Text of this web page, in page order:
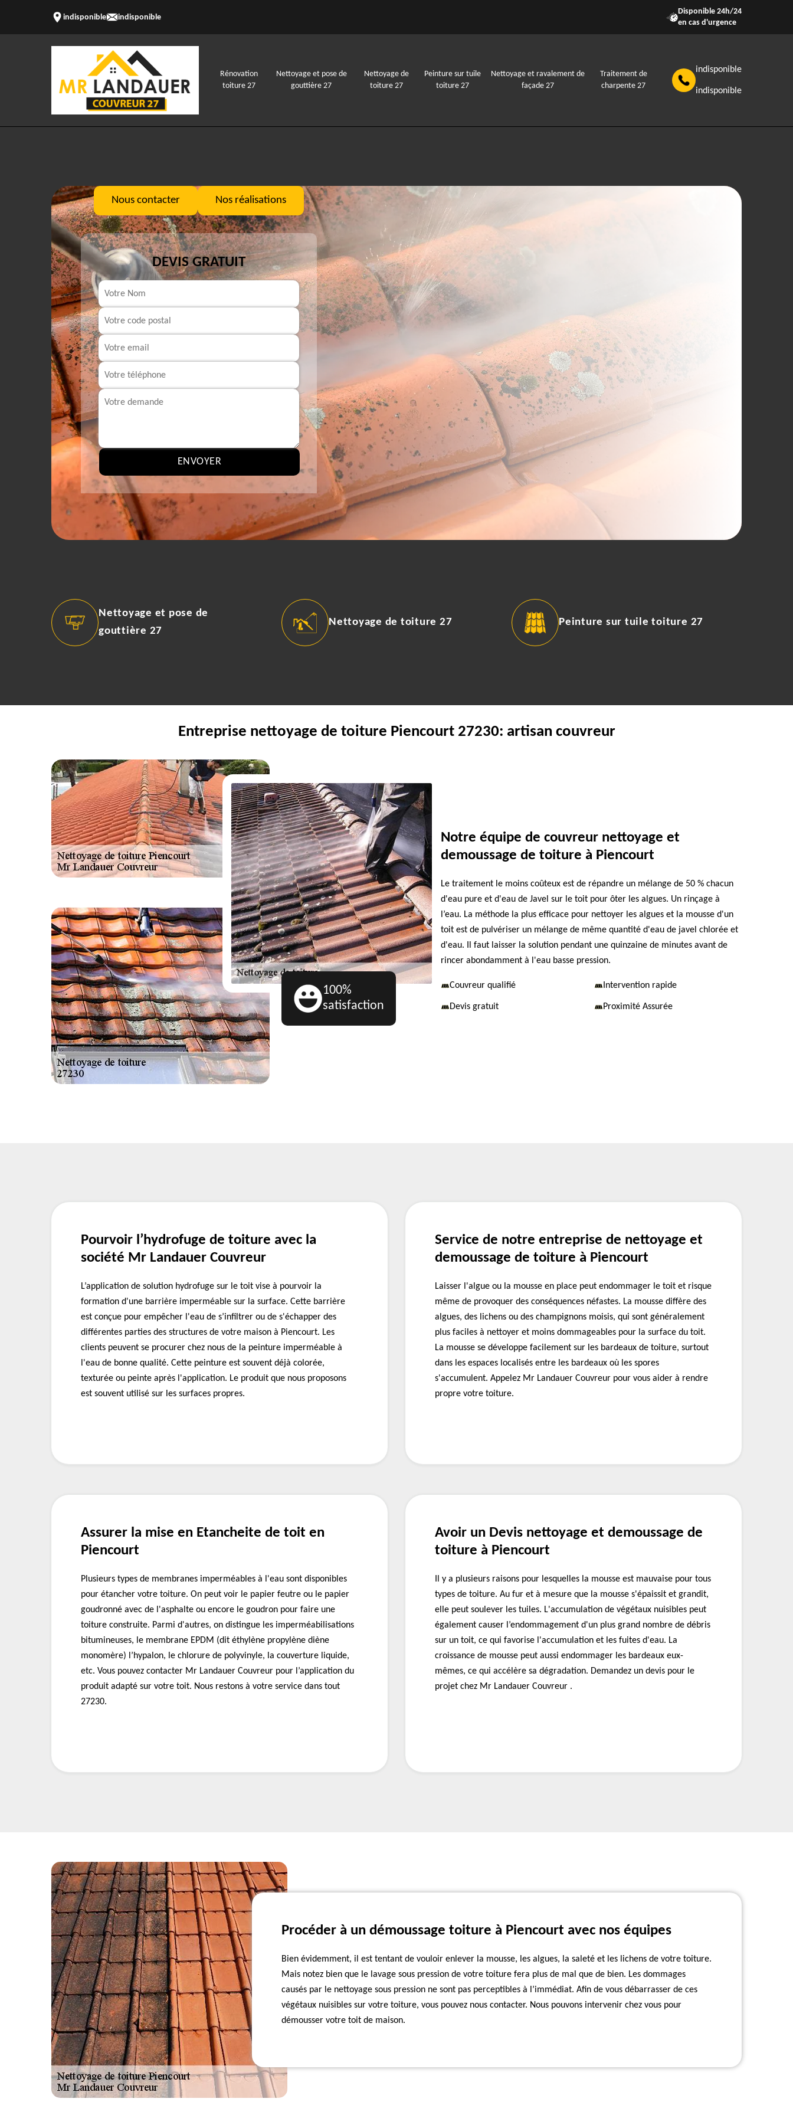
indisponible indisponible
Disponible 24h/24
en cas d'urgence
Rénovation
toiture 27
Nettoyage et pose de
gouttière 27
Nettoyage de
toiture 27
Peinture sur tuile
toiture 27
Nettoyage et ravalement de
façade 27
Traitement de
charpente 27
indisponible
indisponible
Nous contacter Nos réalisations
DEVIS GRATUIT
Nettoyage et pose de
gouttière 27
Nettoyage de toiture 27 Peinture sur tuile toiture 27
Entreprise nettoyage de toiture Piencourt 27230: artisan couvreur
100%
satisfaction
Notre équipe de couvreur nettoyage et
demoussage de toiture à Piencourt
Le traitement le moins coûteux est de répandre un mélange de 50 % chacun
d'eau pure et d'eau de Javel sur le toit pour ôter les algues. Un rinçage à
l’eau. La méthode la plus efficace pour nettoyer les algues et la mousse d'un
toit est de pulvériser un mélange de même quantité d'eau de javel chlorée et
d'eau. Il faut laisser la solution pendant une quinzaine de minutes avant de
rincer abondamment à l'eau basse pression.
Couvreur qualifié Intervention rapide
Devis gratuit Proximité Assurée
Pourvoir l’hydrofuge de toiture avec la
société Mr Landauer Couvreur
L’application de solution hydrofuge sur le toit vise à pourvoir la
formation d'une barrière imperméable sur la surface. Cette barrière
est conçue pour empêcher l'eau de s’infiltrer ou de s'échapper des
différentes parties des structures de votre maison à Piencourt. Les
clients peuvent se procurer chez nous de la peinture imperméable à
l'eau de bonne qualité. Cette peinture est souvent déjà colorée,
texturée ou peinte après l'application. Le produit que nous proposons
est souvent utilisé sur les surfaces propres.
Service de notre entreprise de nettoyage et
demoussage de toiture à Piencourt
Laisser l'algue ou la mousse en place peut endommager le toit et risque
même de provoquer des conséquences néfastes. La mousse diffère des
algues, des lichens ou des champignons moisis, qui sont généralement
plus faciles à nettoyer et moins dommageables pour la surface du toit.
La mousse se développe facilement sur les bardeaux de toiture, surtout
dans les espaces localisés entre les bardeaux où les spores
s'accumulent. Appelez Mr Landauer Couvreur pour vous aider à rendre
propre votre toiture.
Assurer la mise en Etancheite de toit en
Piencourt
Plusieurs types de membranes imperméables à l'eau sont disponibles
pour étancher votre toiture. On peut voir le papier feutre ou le papier
goudronné avec de l'asphalte ou encore le goudron pour faire une
toiture construite. Parmi d'autres, on distingue les imperméabilisations
bitumineuses, le membrane EPDM (dit éthylène propylène diène
monomère) l’hypalon, le chlorure de polyvinyle, la couverture liquide,
etc. Vous pouvez contacter Mr Landauer Couvreur pour l’application du
produit adapté sur votre toit. Nous restons à votre service dans tout
27230.
Avoir un Devis nettoyage et demoussage de
toiture à Piencourt
Il y a plusieurs raisons pour lesquelles la mousse est mauvaise pour tous
types de toiture. Au fur et à mesure que la mousse s'épaissit et grandit,
elle peut soulever les tuiles. L'accumulation de végétaux nuisibles peut
également causer l’endommagement d'un plus grand nombre de débris
sur un toit, ce qui favorise l'accumulation et les fuites d'eau. La
croissance de mousse peut aussi endommager les bardeaux eux-
mêmes, ce qui accélère sa dégradation. Demandez un devis pour le
projet chez Mr Landauer Couvreur .
Procéder à un démoussage toiture à Piencourt avec nos équipes
Bien évidemment, il est tentant de vouloir enlever la mousse, les algues, la saleté et les lichens de votre toiture.
Mais notez bien que le lavage sous pression de votre toiture fera plus de mal que de bien. Les dommages
causés par le nettoyage sous pression ne sont pas perceptibles à l’immédiat. Afin de vous débarrasser de ces
végétaux nuisibles sur votre toiture, vous pouvez nous contacter. Nous pouvons intervenir chez vous pour
démousser votre toit de maison.